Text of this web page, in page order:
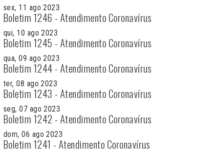
sex, 11 ago 2023
Boletim 1246 - Atendimento Coronavírus
qui, 10 ago 2023
Boletim 1245 - Atendimento Coronavírus
qua, 09 ago 2023
Boletim 1244 - Atendimento Coronavírus
ter, 08 ago 2023
Boletim 1243 - Atendimento Coronavírus
seg, 07 ago 2023
Boletim 1242 - Atendimento Coronavírus
dom, 06 ago 2023
Boletim 1241 - Atendimento Coronavírus